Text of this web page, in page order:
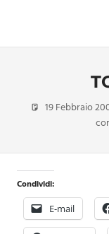
content
imprescindibile,
formato
monodose
nuova
19 Febbraio
Condividi:
E-mail